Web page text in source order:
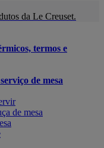
da Le Creuset.
termos e
de mesa
de mesa